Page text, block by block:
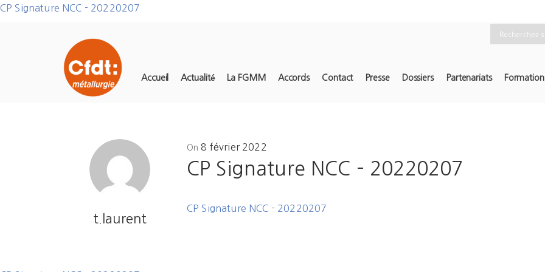
CP Signature NCC - 20220207
Accueil Actualité La FGMM Accords Contact Presse Dossiers Partenariats
t.laurent
OnPosted
on
8 février 2022
CP Signature NCC – 20220207
CP Signature NCC - 20220207